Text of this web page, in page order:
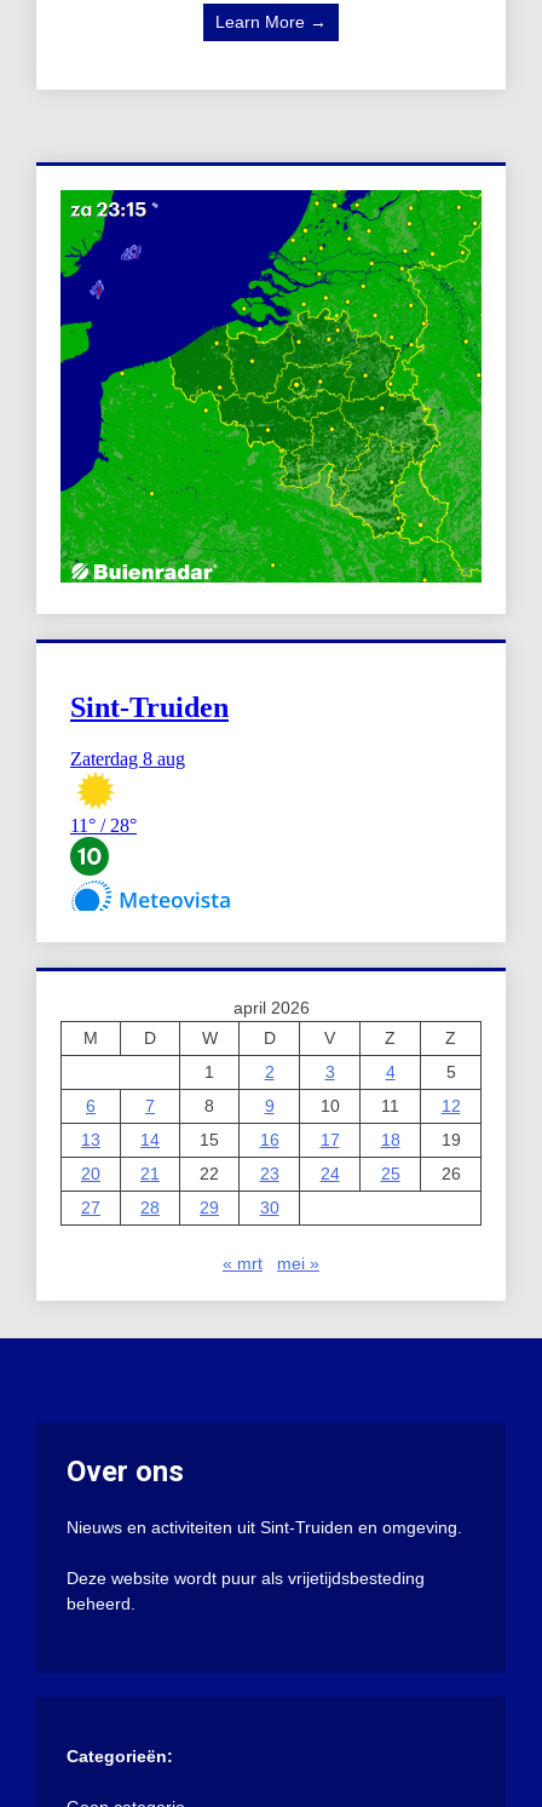
Learn More →
april 2026
M
D W D V Z
Z
1
2 3 4
5
6
7 8 9 10 11
12
13
14 15 16 17 18
19
20
21 22 23 24 25
26
27
28 29 30
« mrt mei »
Over ons
Nieuws en activiteiten uit Sint-Truiden en omgeving.
Deze website wordt puur als vrijetijdsbesteding
beheerd.
Categorieën: